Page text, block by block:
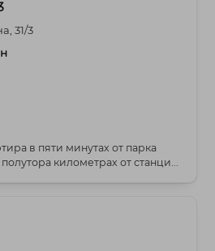
31/3
в пяти минутах от парка
километрах от станци...